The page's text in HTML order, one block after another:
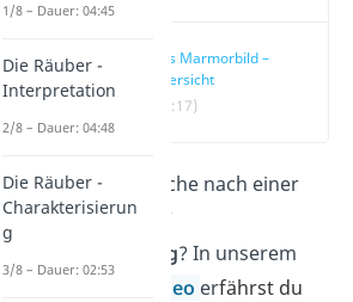
Das Marmorbild –
Übersicht
(00:17)
Du bist auf der Suche nach einer
„Das Marmorbild“
Zusammenfassung? In unserem
Video erfährst du
1/8 – Dauer: 04:45
Die Räuber -
Interpretation
2/8 – Dauer: 04:48
Die Räuber -
Charakterisierun
g
3/8 – Dauer: 02:53